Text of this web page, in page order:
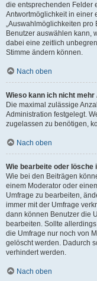
die entsprechenden Felder
Antwortmöglichkeit in einer
„Auswahlmöglichkeiten pro
Benutzer auswählen kann,
dabei eine zeitlich
Stimme ändern können.
Nach oben
Wieso kann ich nicht
Die maximal zulässige
Administration festgelegt.
zugelassen zu benötigen,
Nach oben
Wie bearbeite oder lösche
Wie bei den Beiträgen
einem Moderator oder
Umfrage zu bearbeiten,
immer mit der Umfrage
dann können Benutzer die
bearbeiten. Sollte
die Umfrage nur noch von
gelöscht werden. Dadurch
verhindert werden.
Nach oben